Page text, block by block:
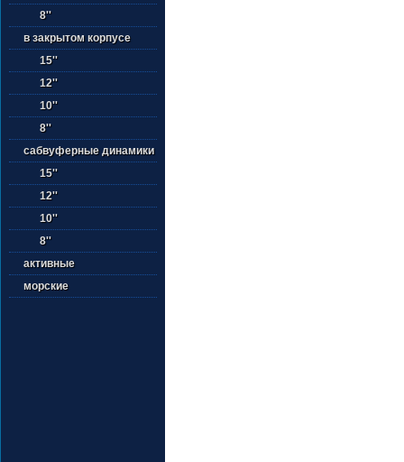
8''
в закрытом корпусе
15''
12''
10''
8''
сабвуферные динамики
15''
12''
10''
8''
активные
морские